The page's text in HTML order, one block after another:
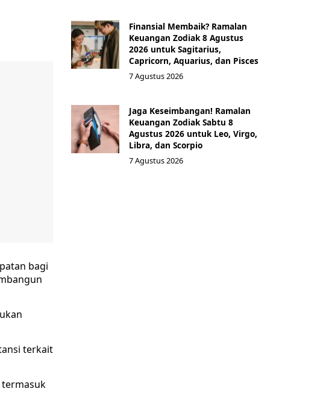
bagi
terkait
Finansial Membaik? Ramalan
Keuangan Zodiak 8 Agustus
2026 untuk Sagitarius,
Capricorn, Aquarius, dan Pisces
7 Agustus 2026
Jaga Keseimbangan! Ramalan
Keuangan Zodiak Sabtu 8
Agustus 2026 untuk Leo, Virgo,
Libra, dan Scorpio
7 Agustus 2026